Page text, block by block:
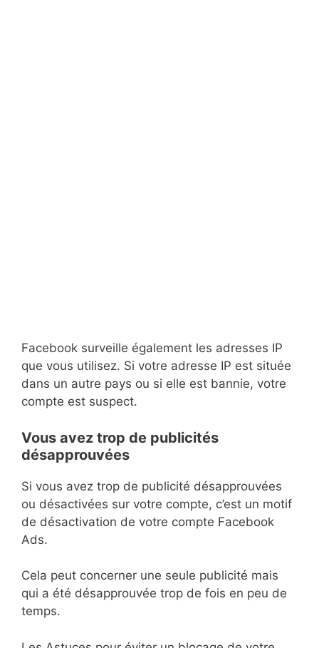
Facebook surveille également les adresses IP
que vous utilisez. Si votre adresse IP est située
dans un autre pays ou si elle est bannie, votre
compte est suspect.
Vous avez trop de publicités
désapprouvées
Si vous avez trop de publicité désapprouvées
ou désactivées sur votre compte, c’est un motif
de désactivation de votre compte Facebook
Ads.
Cela peut concerner une seule publicité mais
qui a été désapprouvée trop de fois en peu de
temps.